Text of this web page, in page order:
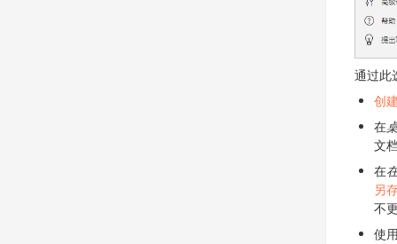
通过此
创
在
文
在
另
不
使